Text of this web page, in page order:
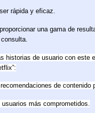
rápida y eficaz.
una gama de
historias de usuario con este
de contenido
usuarios más comprometidos.